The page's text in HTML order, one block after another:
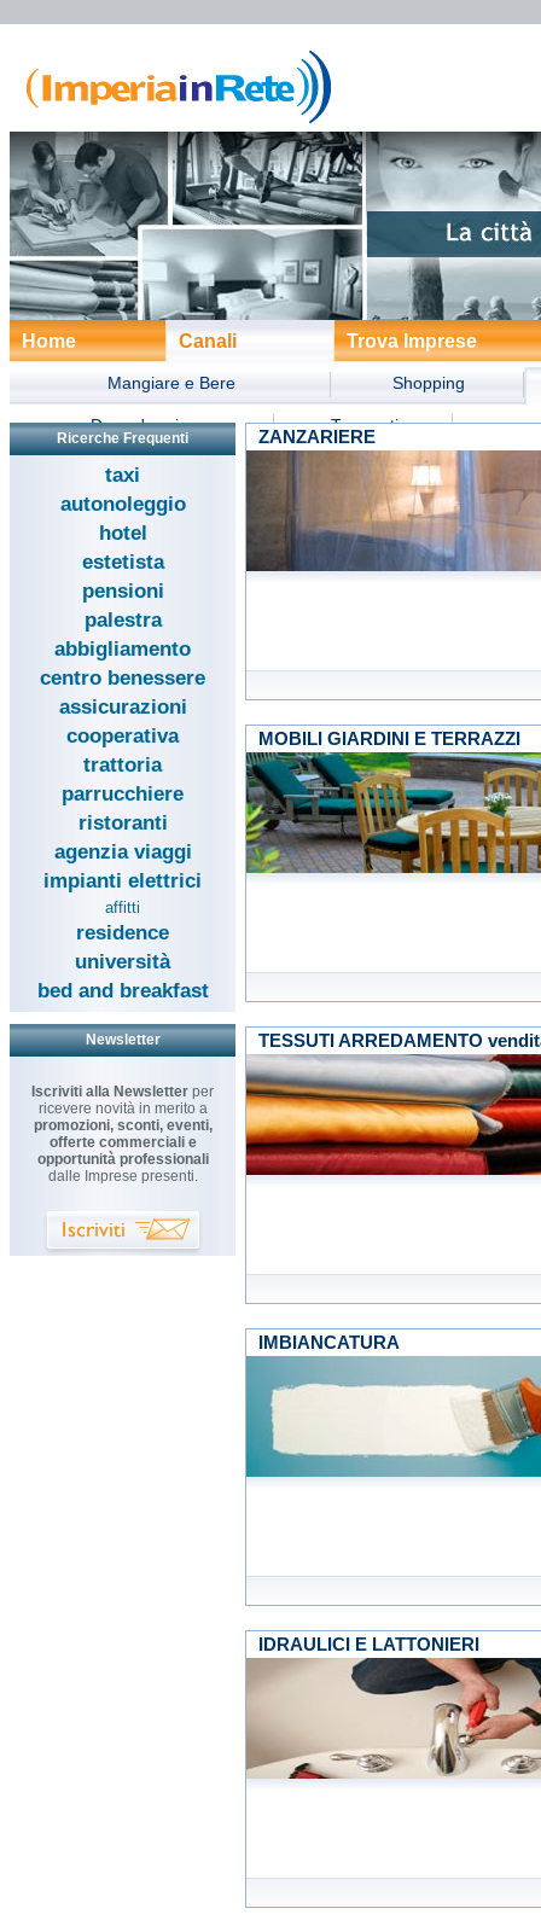
Home Canali Trova Imprese
Mangiare e Bere Shopping
Dove dormire Trasporti
Divertimento
Ricerche Frequenti
taxi
autonoleggio
hotel
estetista
pensioni
palestra
abbigliamento
centro benessere
assicurazioni
cooperativa
trattoria
parrucchiere
ristoranti
agenzia viaggi
impianti elettrici
affitti
residence
università
bed and breakfast
Newsletter
Iscriviti alla Newsletter per
ricevere novità in merito a
promozioni, sconti, eventi,
offerte commerciali e
opportunità professionali
dalle Imprese presenti.
ZANZARIERE
MOBILI GIARDINI E TERRAZZI
TESSUTI ARREDAMENTO
IMBIANCATURA
IDRAULICI E LATTONIERI